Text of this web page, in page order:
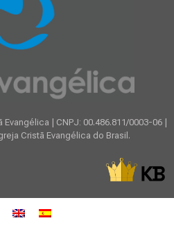
| CNPJ: 00.486.811/0003-06 |
Cristã Evangélica do Brasil.